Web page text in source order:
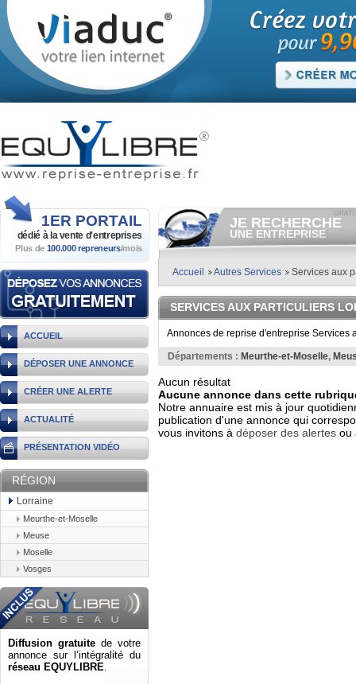
1ER PORTAIL
dédié à la vente d'entreprises
Plus de 100.000 repreneurs/mois
ACCUEIL
DÉPOSER UNE ANNONCE
CRÉER UNE ALERTE
ACTUALITÉ
PRÉSENTATION VIDÉO
RÉGION
Lorraine
Meurthe-et-Moselle
Meuse
Moselle
Vosges
Diffusion gratuite de votre
annonce sur l’intégralité du
réseau EQUYLIBRE.
JE RECHERCHE
UNE ENTREPRISE
Consulter gratuitementles
vendre.
Et/ou déposer gratuitement
votre recherche d'entreprise.
RECHERCHER UNE
ANNONCE
Accueil Autres Services Services aux
SERVICES AUX PARTICULIERS
Annonces de reprise d'entreprise Services
Départements : Meurthe-et-Moselle,
Aucun résultat
Aucune annonce dans cette
Notre annuaire est mis à jour
publication d'une annonce qui
vous invitons à déposer des alertes ou